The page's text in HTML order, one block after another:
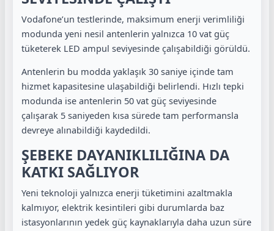
Vodafone’un testlerinde, maksimum enerji verimliliği
modunda yeni nesil antenlerin yalnızca 10 vat güç
tüketerek LED ampul seviyesinde çalışabildiği görüldü.
Antenlerin bu modda yaklaşık 30 saniye içinde tam
hizmet kapasitesine ulaşabildiği belirlendi. Hızlı tepki
modunda ise antenlerin 50 vat güç seviyesinde
çalışarak 5 saniyeden kısa sürede tam performansla
devreye alınabildiği kaydedildi.
ŞEBEKE DAYANIKLILIĞINA DA
KATKI SAĞLIYOR
Yeni teknoloji yalnızca enerji tüketimini azaltmakla
kalmıyor, elektrik kesintileri gibi durumlarda baz
istasyonlarının yedek güç kaynaklarıyla daha uzun süre